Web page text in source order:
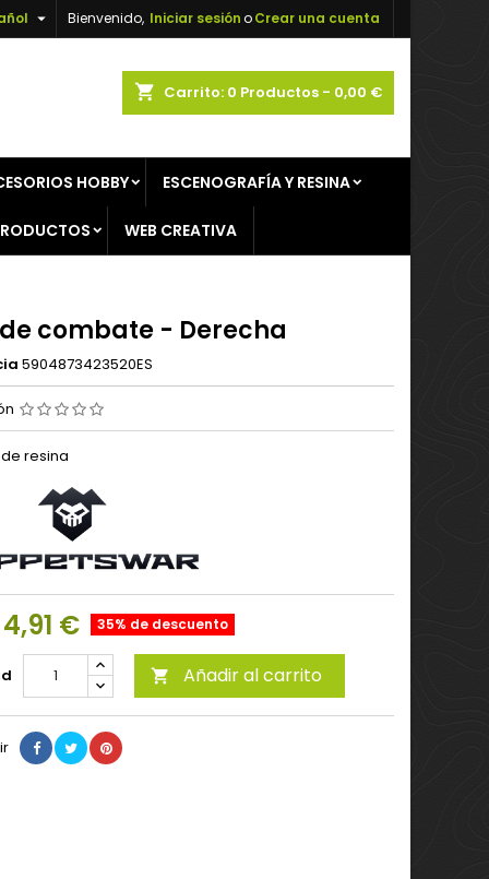
Bienvenido, Iniciar sesiónoCrear una cuenta

shopping_cart Carrito: 0 Productos - 0,00 €
HOBBY ESCENOGRAFÍA Y RESINA
WEB CREATIVA
combate - Derecha
5904873423520ES
resina
4,91 € 35% de descuento
 Añadir al carrito